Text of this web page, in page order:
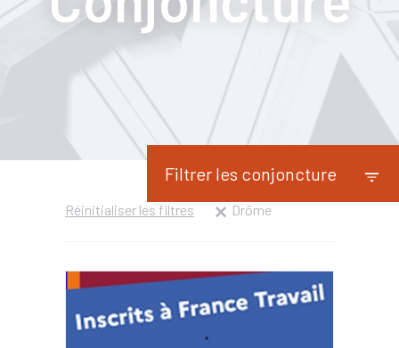
Filtrer les conjoncture
Réinitialiser les filtres Drôme